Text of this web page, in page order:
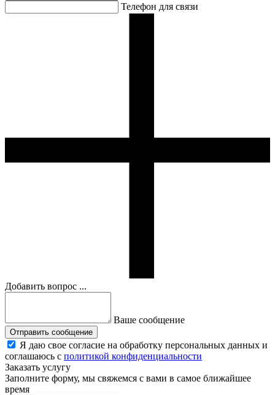
Телефон для связи
Добавить вопрос ...
Ваше сообщение
Отправить сообщение
Я даю свое согласие на обработку персональных данных и
соглашаюсь с политикой конфиденциальности
Заказать услугу
Заполните форму, мы свяжемся с вами в самое ближайшее
время